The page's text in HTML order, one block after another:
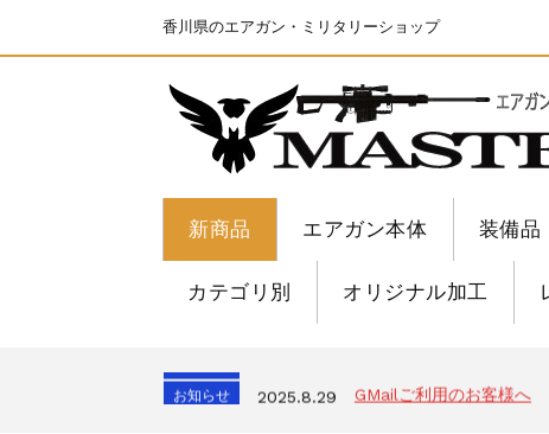
香川県のエアガン・ミリタリーショップ
新商品 エアガン本体 装備品
カテゴリ別 オリジナル加工
お知らせ 2025.8.28 ちょっと面白い電動416
2026.8.4
お知らせ 2025.8.29 GMailご利用のお客様へ